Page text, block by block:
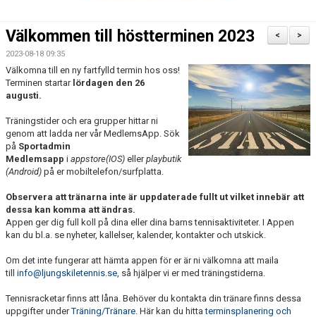
>
<
Välkommen till höstterminen 2023
2023-08-18 09:35
Välkomna till en ny fartfylld termin hos oss!
Terminen startar lördagen den 26
augusti.
Träningstider och era grupper hittar ni
genom att ladda ner vår MedlemsApp. Sök
på Sportadmin
Medlemsapp i appstore(IOS) ellerplaybutik
(Android) på er mobiltelefon/surfplatta.
Observera att tränarna inte är uppdaterade fullt ut vilket innebär att
dessa kan komma att ändras.
Appen ger dig full koll på dina eller dina barns tennisaktiviteter. I Appen
kan du bl.a. se nyheter, kallelser, kalender, kontakter och utskick.
Om det inte fungerar att hämta appen för er är ni välkomna att maila
till info@ljungskiletennis.se, så hjälper vi er med träningstiderna.
Tennisracketar finns att låna. Behöver du kontakta din tränare finns dessa
uppgifter underTräning/Tränare. Här kan du hittaterminsplanering och